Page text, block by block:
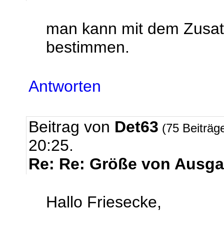
man kann mit dem
bestimmen.
Antworten
Beitrag von Det63 (75
20:25.
Re: Re: Größe von
Hallo Friesecke,